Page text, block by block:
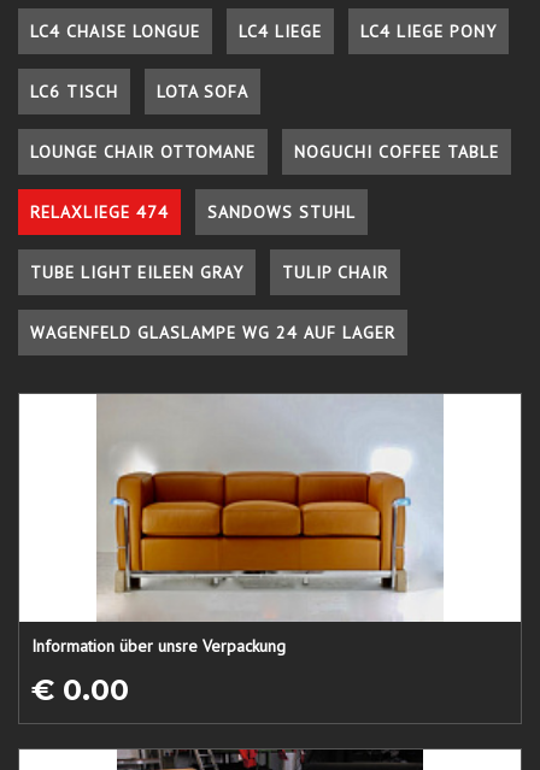
LC4 CHAISE LONGUE LC4 LIEGE LC4 LIEGE PONY
LC6 TISCH LOTA SOFA
LOUNGE CHAIR OTTOMANE NOGUCHI COFFEE TABLE
RELAXLIEGE 474 SANDOWS STUHL
TUBE LIGHT EILEEN GRAY TULIP CHAIR
WAGENFELD GLASLAMPE WG 24 AUF LAGER
Information über unsre Verpackung
€ 0.00